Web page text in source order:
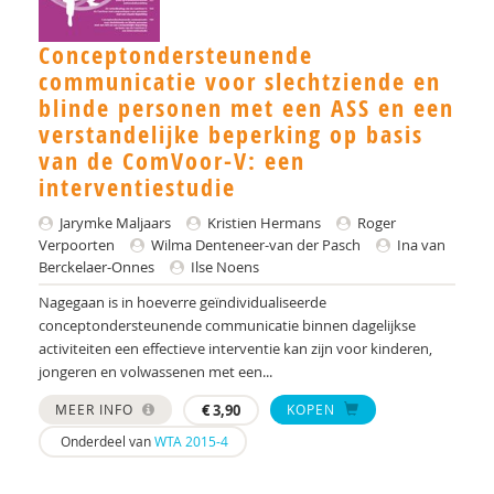
Els Blijd-Hoogewys
S.M. Bögels
Rianne Bosch
Yvonne Bouman
Drs. C.E.M. Calmes-van der Schot
Drs. Caroline Schuurman
dr. Catharina A. Hartman
Dr. Cathelijne Tesink
Rutger Clarijs
Silvie D. M. Broers
Conceptondersteunende
communicatie voor slechtziende en
blinde personen met een ASS en een
verstandelijke beperking op basis
van de ComVoor-V: een
interventiestudie
Jarymke Maljaars Kristien Hermans
Roger
Verpoorten
Wilma Denteneer-van der Pasch
Ina van
Berckelaer-Onnes
Ilse Noens
Nagegaan is in hoeverre geïndividualiseerde
conceptondersteunende communicatie binnen dagelijkse
activiteiten een effectieve interventie kan zijn voor kinderen,
jongeren en volwassenen met een...
MEER INFO €3,90
KOPEN
Onderdeel vanWTA 2015-4